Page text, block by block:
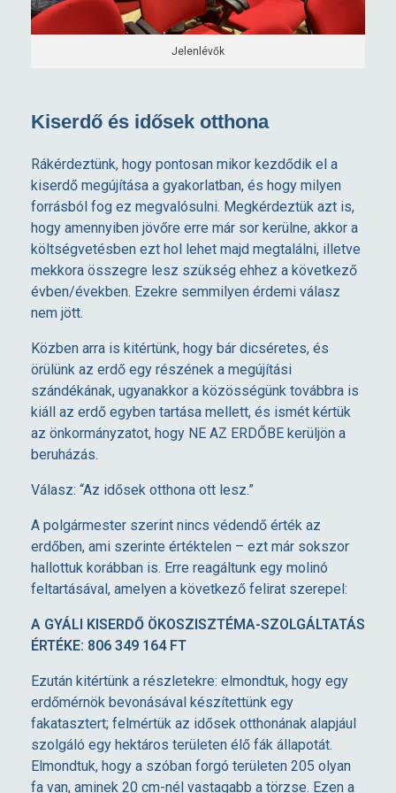
Jelenlévők
Kiserdő és idősek otthona
Rákérdeztünk, hogy pontosan mikor kezdődik el a
kiserdő megújítása a gyakorlatban, és hogy milyen
forrásból fog ez megvalósulni. Megkérdeztük azt is,
hogy amennyiben jövőre erre már sor kerülne, akkor a
költségvetésben ezt hol lehet majd megtalálni, illetve
mekkora összegre lesz szükség ehhez a következő
évben/években. Ezekre semmilyen érdemi válasz
nem jött.
Közben arra is kitértünk, hogy bár dicséretes, és
örülünk az erdő egy részének a megújítási
szándékának, ugyanakkor a közösségünk továbbra is
kiáll az erdő egyben tartása mellett, és ismét kértük
az önkormányzatot, hogy NE AZ ERDŐBE kerüljön a
beruházás.
Válasz: “Az idősek otthona ott lesz.”
A polgármester szerint nincs védendő érték az
erdőben, ami szerinte értéktelen – ezt már sokszor
hallottuk korábban is. Erre reagáltunk egy molinó
feltartásával, amelyen a következő felirat szerepel:
A GYÁLI KISERDŐ ÖKOSZISZTÉMA-SZOLGÁLTATÁS
ÉRTÉKE: 806 349 164 FT
Ezután kitértünk a részletekre: elmondtuk, hogy egy
erdőmérnök bevonásával készítettünk egy
fakatasztert; felmértük az idősek otthonának alapjául
szolgáló egy hektáros területen élő fák állapotát.
Elmondtuk, hogy a szóban forgó területen 205 olyan
fa van, aminek 20 cm-nél vastagabb a törzse. Ezen a